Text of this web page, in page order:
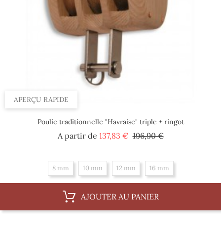
APERÇU RAPIDE
Poulie traditionnelle "Havraise" triple + ringot
A partir de 137,83 € Prix
196,90 €Prix
8 mm 10 mm 12 mm 16 mm
AJOUTER AU PANIER